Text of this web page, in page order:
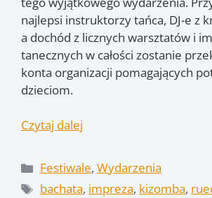
najlepsi instruktorzy tańca, DJ-e z
a dochód z licznych warsztatów i
tanecznych w całości zostanie
konta organizacji pomagających
dzieciom.
Czytaj dalej
Kategorie
Festiwale,Wydarzenia
Tagi
bachata, impreza, kizomba,